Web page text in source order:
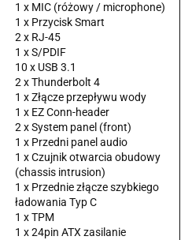
1 x MIC (różowy / microphone)
1 x Przycisk Smart
2 x RJ-45
1 x S/PDIF
10 x USB 3.1
2 x Thunderbolt 4
1 x Złącze przepływu wody
1 x EZ Conn-header
2 x System panel (front)
1 x Przedni panel audio
1 x Czujnik otwarcia obudowy
(chassis intrusion)
1 x Przednie złącze szybkiego
ładowania Typ C
1 x TPM
1 x 24pin ATX zasilanie